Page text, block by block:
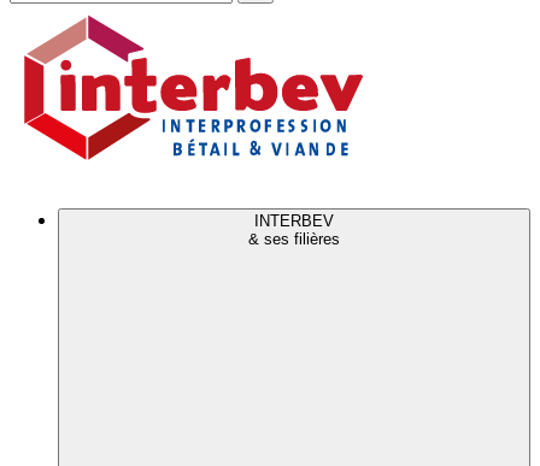
dans
site
INTERBEV
& ses filières